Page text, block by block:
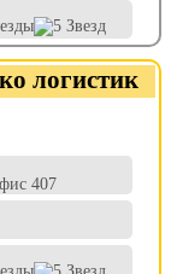
логистик
407